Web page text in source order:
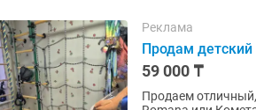
Реклама
Продам детский
59 000 ₸
Продаем